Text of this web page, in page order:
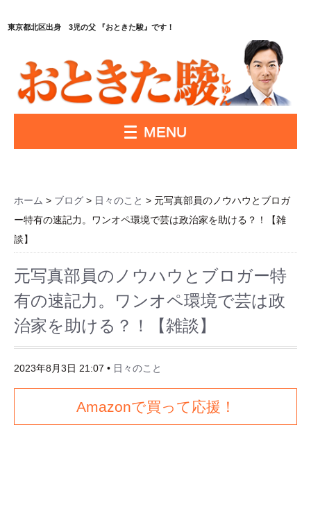
東京都北区出身 3児の父 『おときた駿』です！
MENU
ホーム > ブログ > 日々のこと > 元写真部員のノウハウとブロガ
ー特有の速記力。ワンオペ環境で芸は政治家を助ける？！【雑
談】
元写真部員のノウハウとブロガー特
有の速記力。ワンオペ環境で芸は政
治家を助ける？！【雑談】
2023年8月3日 21:07 • 日々のこと
Amazonで買って応援！